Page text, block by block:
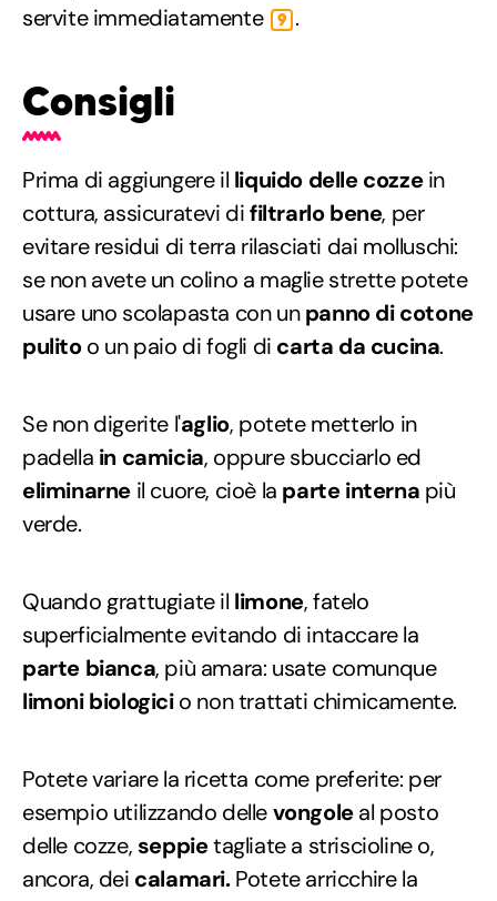
servite immediatamente
9 .
Consigli
Prima di aggiungere il liquido delle cozzein
cottura, assicuratevi difiltrarlo bene, per
evitare residui di terra rilasciati dai molluschi:
se non avete un colino a maglie strette potete
usare uno scolapasta con unpanno di cotone
pulitoo un paio di fogli di carta da cucina.
Se non digerite l'aglio, potete metterlo in
padella in camicia, oppure sbucciarlo ed
eliminarne il cuore, cioè la parte interna più
verde.
Quando grattugiate il limone, fatelo
superficialmente evitando di intaccare la
parte bianca, più amara: usate comunque
limoni biologicio non trattati chimicamente.
Potete variare la ricetta come preferite: per
esempio utilizzando dellevongoleal posto
delle cozze, seppietagliate a striscioline o,
ancora, dei calamari.Potete arricchire la